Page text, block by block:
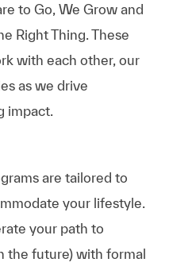
to Go, We Grow and
Right Thing. These
with each other, our
as we drive
impact.
are tailored to
your lifestyle.
your path to
the future) with formal